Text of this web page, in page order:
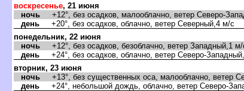
оскресенье, 21 июня
ночь +12°, без осадков, малооблачно, ветер Северо-
день +20°, без осадков, облачно, ветер Северный,4 м/с
понедельник, 22 июня
ночь +12°, без осадков, безоблачно, ветер Западный,1 м/
день +24°, без осадков, облачно, ветер Северо-
торник, 23 июня
ночь +13°, без существенных оса, малооблачно, ветер
день +24°, небольшой дождь, облачно, ветер Северо-